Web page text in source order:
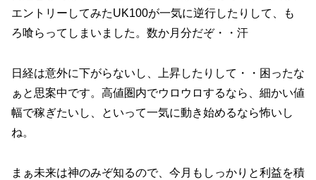
エントリーしてみたUK100が一気に逆行したりして、も
ろ喰らってしまいました。数か月分だぞ・・汗
日経は意外に下がらないし、上昇したりして・・困ったな
ぁと思案中です。高値圏内でウロウロするなら、細かい値
幅で稼ぎたいし、といって一気に動き始めるなら怖いし
ね。
まぁ未来は神のみぞ知るので、今月もしっかりと利益を積